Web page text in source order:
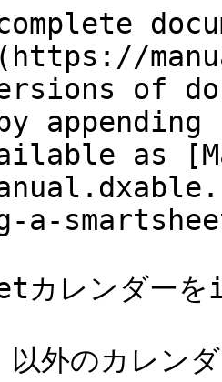
of
as
a-
カレンダーを
外のカレン